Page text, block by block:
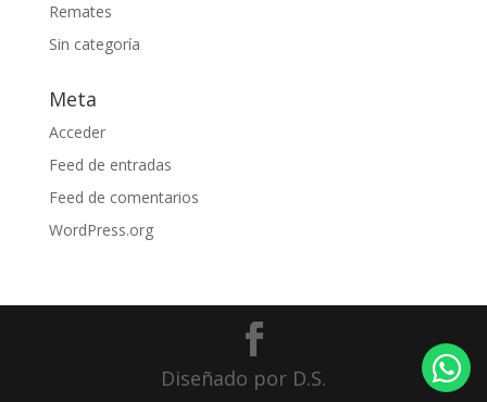
Remates
Sin categoría
Meta
Acceder
Feed de entradas
Feed de comentarios
WordPress.org
Diseñado por D.S.